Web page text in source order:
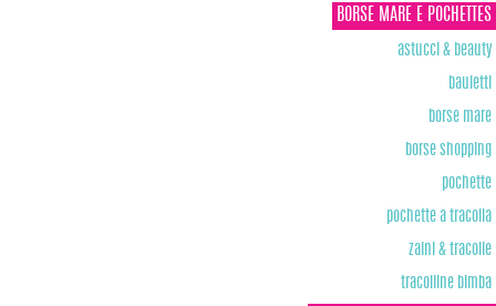
BORSE MARE E POCHETTES
astucci & beauty
bauletti
borse mare
borse shopping
pochette
pochette a tracolla
zaini & tracolle
tracolline bimba